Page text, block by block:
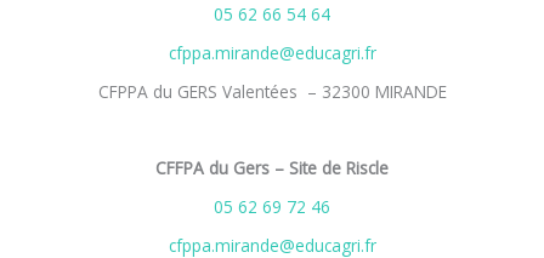
05 62 66 54 64
cfppa.mirande@educagri.fr
CFPPA du GERS Valentées – 32300 MIRANDE
CFFPA du Gers – Site de Riscle
05 62 69 72 46
cfppa.mirande@educagri.fr